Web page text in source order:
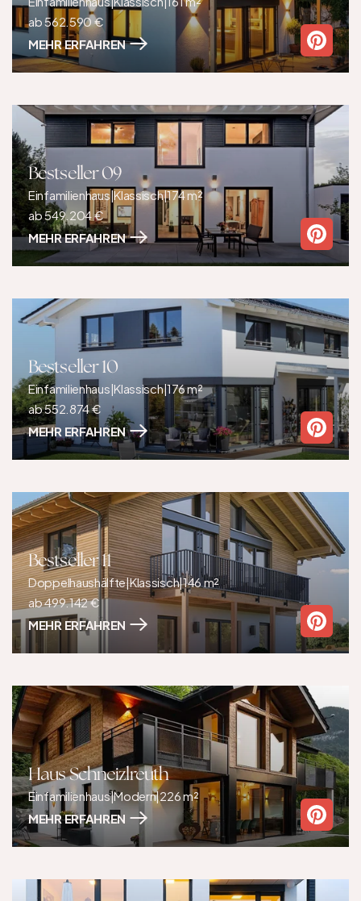
ab 562.590 €
MEHR ERFAHREN
Bestseller 09
Einfamilienhaus|Klassisch|174 m²
ab 549.204 €
MEHR ERFAHREN
Bestseller 10
Einfamilienhaus|Klassisch|176 m²
ab 552.874 €
MEHR ERFAHREN
Bestseller 11
Doppelhaushälfte|Klassisch|146 m²
ab 499.142 €
MEHR ERFAHREN
Haus Schneizlreuth
Einfamilienhaus|Modern|226 m²
MEHR ERFAHREN